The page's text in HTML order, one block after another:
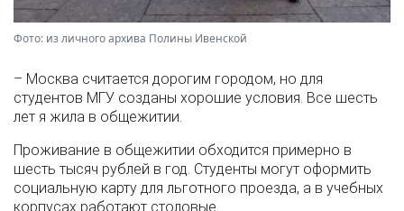
Фото: из личного архива Полины Ивенской
– Москва считается дорогим городом, но для
студентов МГУ созданы хорошие условия. Все шесть
лет я жила в общежитии.
Проживание в общежитии обходится примерно в
шесть тысяч рублей в год. Студенты могут оформить
социальную карту для льготного проезда, а в учебных
корпусах работают столовые.